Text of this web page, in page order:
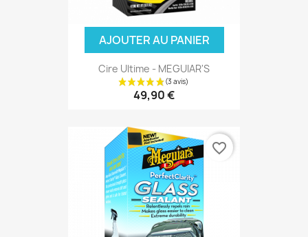
AJOUTER AU PANIER
Cire Ultime - MEGUIAR'S
49,90 €
favorite_border